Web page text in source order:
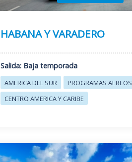
HABANA Y VARADERO
Salida: Baja temporada
AMERICA DEL SUR
PROGRAMAS AEREOS
CENTRO AMERICA Y CARIBE